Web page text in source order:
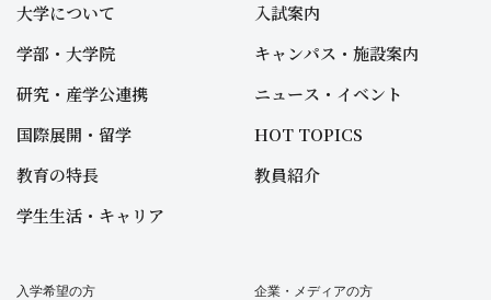
大学について
学部・大学院
研究・産学公連携
国際展開・留学
教育の特長
学生生活・キャリア
入試案内
キャンパス・施設案内
ニュース・イベント
HOT TOPICS
教員紹介
入学希望の方
企業・メディアの方